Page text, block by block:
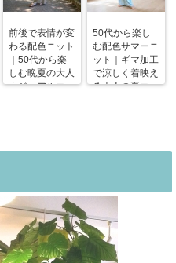
前後で表情が変
わる配色ニット
｜50代から楽
しむ晩夏の大人
カジュアルコー
50代から楽し
む配色サマーニ
ット｜ギマ加工
で涼しく着映え
る大人の夏コー